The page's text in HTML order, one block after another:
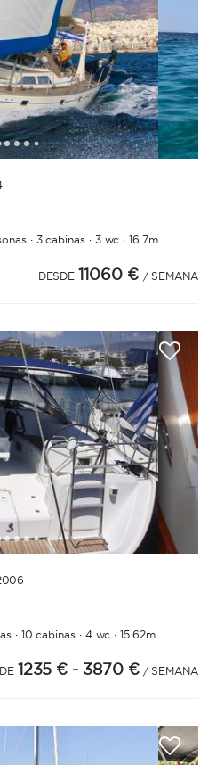
buscan un servicio y
permanente se
navegación,
compra de
entretenemiento.
60m.
/ RENOVACIÓN
12345 6789
· 3 cabinas· 3 wc ·16.7m.
DESDE 11060 € / SEMANA
12345 6789101112 14
· 10 cabinas· 4 wc ·15.62m.
1235 € - 3870 € / SEMANA